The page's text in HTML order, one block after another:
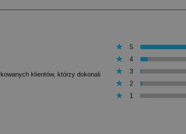
klientów, którzy dokonali
5
4
3
2
1